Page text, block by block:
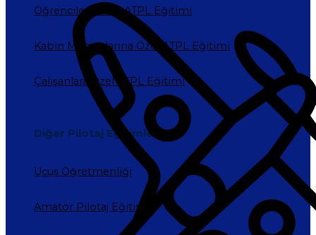
Öğrencilere Özel ATPL Eğitimi
Kabin Memurlarına Özel ATPL Eğitimi
Çalışanlara Özel ATPL Eğitimi
Diğer Pilotaj Eğitimleri
Uçuş Öğretmenliği
Amatör Pilotaj Eğitimi